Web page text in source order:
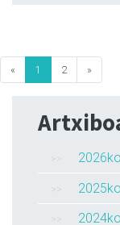
« 1 2 »